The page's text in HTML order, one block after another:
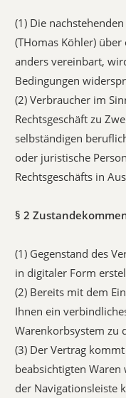
(1) Die
(THomas Köhler)
anders vereinbart,
Bedingungen
(2) Verbraucher im
Rechtsgeschäft zu
selbständigen
oder juristische
Rechtsgeschäfts in
§ 2
(1) Gegenstand des
in digitaler Form
(2) Bereits mit dem
Ihnen ein
Warenkorbsystem zu
(3) Der Vertrag
beabsichtigten
der Navigationsleiste